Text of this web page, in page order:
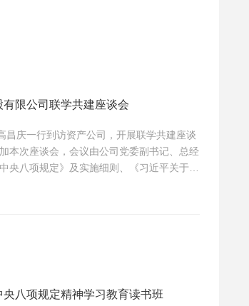
限公司联学共建座谈会
庆一行到访资产公司，开展联学共建座谈
本次座谈会，会议由公司党委副书记、总经
央八项规定》及实施细则、《习近平关于加
八项规定精神学习教育读书班